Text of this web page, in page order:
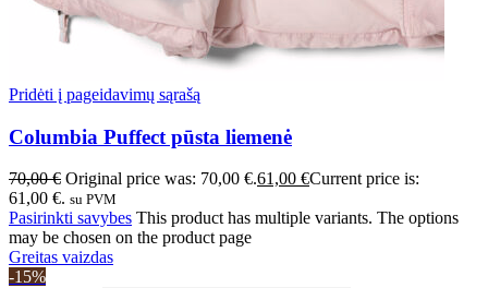
Pridėti į pageidavimų sąrašą
Columbia Puffect pūsta liemenė
70,00€ Original price was: 70,00 €.61,00 €Current price is:
61,00 €. su PVM
Pasirinkti savybes This product has multiple variants. The options
may be chosen on the product page
Greitas vaizdas
-15%